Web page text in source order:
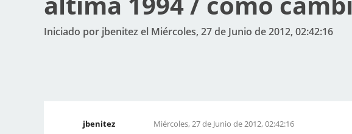
Iniciado por jbenitez el Miércoles, 27 de Junio de 2012, 02:42:16
jbenitez Miércoles, 27 de Junio de 2012, 02:42:16